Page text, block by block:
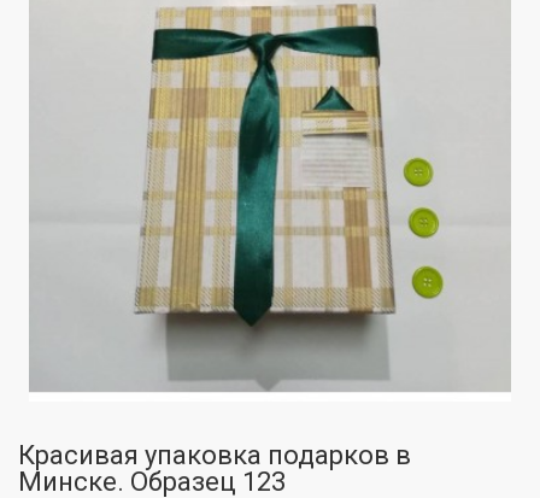
Красивая упаковка подарков в
Минске. Образец 123